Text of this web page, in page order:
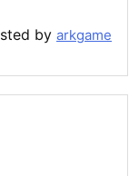
by arkgame